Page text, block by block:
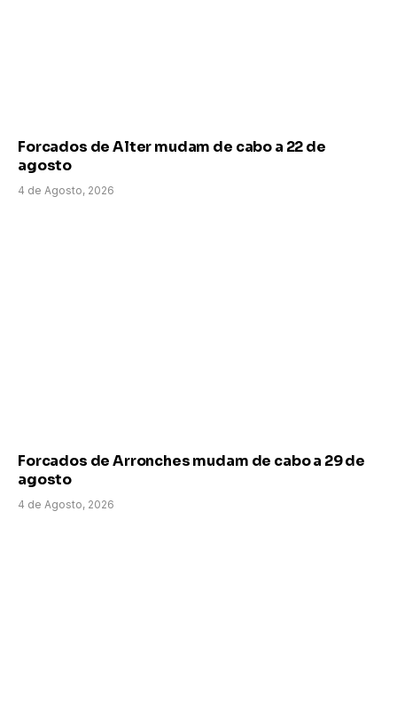
Forcados de Alter mudam de cabo a 22 de
agosto
4 de Agosto, 2026
Forcados de Arronches mudam de cabo a 29 de
agosto
4 de Agosto, 2026